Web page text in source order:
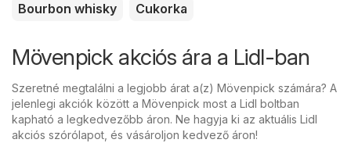
Bourbon whisky
Cukorka
Mövenpick akciós ára a Lidl-ban
Szeretné megtalálni a legjobb árat a(z) Mövenpick számára? A
jelenlegi akciók között a Mövenpick most a Lidl boltban
kapható a legkedvezőbb áron. Ne hagyja ki az aktuális Lidl
akciós szórólapot, és vásároljon kedvező áron!